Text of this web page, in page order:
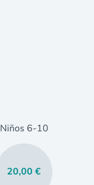
Niños 6-10
20,00 €